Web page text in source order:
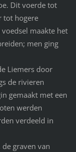
Dit voerde tot
tot hogere
maakte het
men ging
Liemers door
de rivieren
gemaakt met een
werden
verdeeld in
graven van